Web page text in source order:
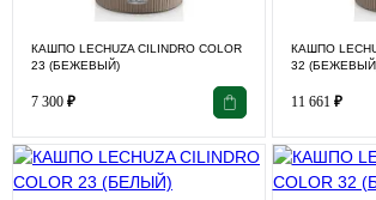
КАШПО LECHUZA CILINDRO COLOR
23 (БЕЖЕВЫЙ)
7 300 ₽
КАШПО
32
11 661 ₽